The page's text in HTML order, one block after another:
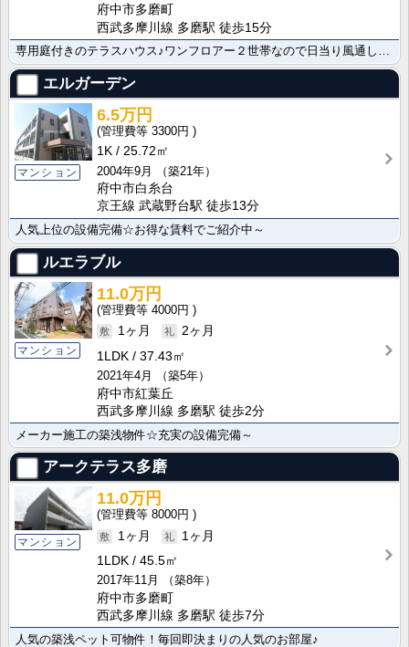
府中市多磨町
西武多摩川線 多磨駅 徒歩15分
専用庭付きのテラスハウス♪ワンフロアー２世帯なので日当り風通し良好です♪南向き♪物置付き♪
エルガーデン
マンション
6.5万円
3300円
1K
25.72㎡
2004年9月
（築21年）
府中市白糸台
京王線 武蔵野台駅 徒歩13分
人気上位の設備完備☆お得な賃料でご紹介中～
ルエラブル
マンション
11.0万円
4000円
1ヶ月
2ヶ月
1LDK
37.43㎡
2021年4月
（築5年）
府中市紅葉丘
西武多摩川線 多磨駅 徒歩2分
メーカー施工の築浅物件☆充実の設備完備～
アークテラス多磨
マンション
11.0万円
8000円
1ヶ月
1ヶ月
1LDK
45.5㎡
2017年11月
（築8年）
府中市多磨町
西武多摩川線 多磨駅 徒歩7分
人気の築浅ペット可物件！毎回即決まりの人気のお部屋♪